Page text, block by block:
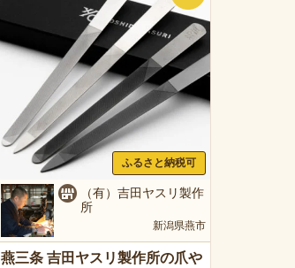
ふるさと納税可
（有）吉田ヤスリ製作
所
新潟県燕市
燕三条 吉田ヤスリ製作所の爪や